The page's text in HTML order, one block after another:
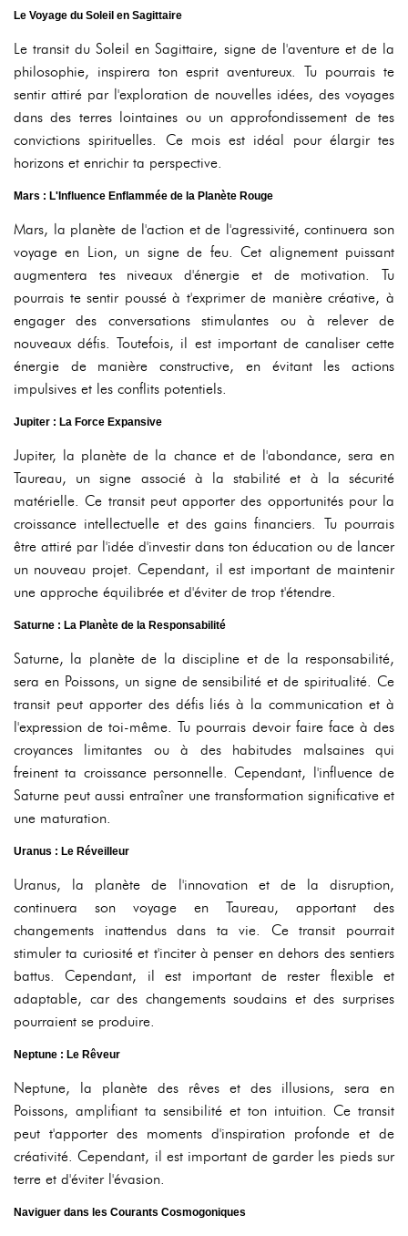
Le Voyage du Soleil en Sagittaire
Le transit du Soleil en Sagittaire, signe de l'aventure et de la
philosophie, inspirera ton esprit aventureux. Tu pourrais te
sentir attiré par l'exploration de nouvelles idées, des voyages
dans des terres lointaines ou un approfondissement de tes
convictions spirituelles. Ce mois est idéal pour élargir tes
horizons et enrichir ta perspective.
Mars : L'Influence Enflammée de la Planète Rouge
Mars, la planète de l'action et de l'agressivité, continuera son
voyage en Lion, un signe de feu. Cet alignement puissant
augmentera tes niveaux d'énergie et de motivation. Tu
pourrais te sentir poussé à t'exprimer de manière créative, à
engager des conversations stimulantes ou à relever de
nouveaux défis. Toutefois, il est important de canaliser cette
énergie de manière constructive, en évitant les actions
impulsives et les conflits potentiels.
Jupiter : La Force Expansive
Jupiter, la planète de la chance et de l'abondance, sera en
Taureau, un signe associé à la stabilité et à la sécurité
matérielle. Ce transit peut apporter des opportunités pour la
croissance intellectuelle et des gains financiers. Tu pourrais
être attiré par l'idée d'investir dans ton éducation ou de lancer
un nouveau projet. Cependant, il est important de maintenir
une approche équilibrée et d'éviter de trop t'étendre.
Saturne : La Planète de la Responsabilité
Saturne, la planète de la discipline et de la responsabilité,
sera en Poissons, un signe de sensibilité et de spiritualité. Ce
transit peut apporter des défis liés à la communication et à
l'expression de toi-même. Tu pourrais devoir faire face à des
croyances limitantes ou à des habitudes malsaines qui
freinent ta croissance personnelle. Cependant, l'influence de
Saturne peut aussi entraîner une transformation significative et
une maturation.
Uranus : Le Réveilleur
Uranus, la planète de l'innovation et de la disruption,
continuera son voyage en Taureau, apportant des
changements inattendus dans ta vie. Ce transit pourrait
stimuler ta curiosité et t'inciter à penser en dehors des sentiers
battus. Cependant, il est important de rester flexible et
adaptable, car des changements soudains et des surprises
pourraient se produire.
Neptune : Le Rêveur
Neptune, la planète des rêves et des illusions, sera en
Poissons, amplifiant ta sensibilité et ton intuition. Ce transit
peut t'apporter des moments d'inspiration profonde et de
créativité. Cependant, il est important de garder les pieds sur
terre et d'éviter l'évasion.
Naviguer dans les Courants Cosmogoniques